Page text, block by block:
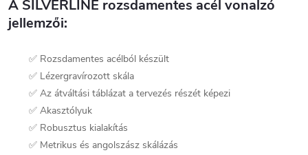
A SILVERLINE rozsdamentes acél vonalzó
jellemzői:
✅ Rozsdamentes acélból készült
✅ Lézergravírozott skála
✅ Az átváltási táblázat a tervezés részét képezi
✅ Akasztólyuk
✅ Robusztus kialakítás
✅ Metrikus és angolszász skálázás